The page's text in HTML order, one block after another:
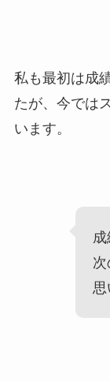
私も最初は成
たが、今では
います。
思